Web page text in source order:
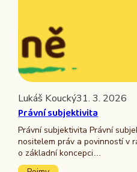
Lukáš Koucký31. 3. 2026
Právní subjektivita
Právní subjektivita Právní
nositelem práv a povinností v
o základní koncepci…